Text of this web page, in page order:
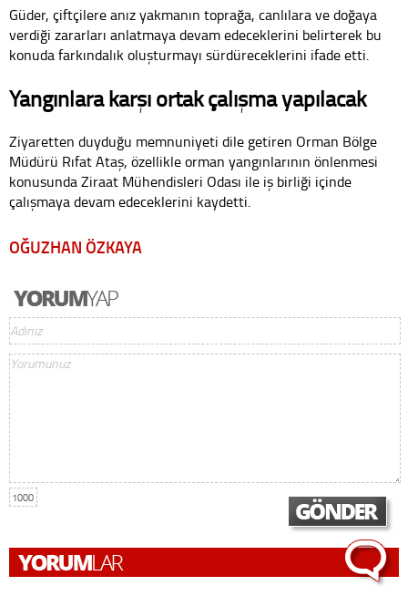
Güder, çiftçilere anız yakmanın toprağa, canlılara ve doğaya
verdiği zararları anlatmaya devam edeceklerini belirterek bu
konuda farkındalık oluşturmayı sürdüreceklerini ifade etti.
Yangınlara karşı ortak çalışma yapılacak
Ziyaretten duyduğu memnuniyeti dile getiren Orman Bölge
Müdürü Rıfat Ataş, özellikle orman yangınlarının önlenmesi
konusunda Ziraat Mühendisleri Odası ile iş birliği içinde
çalışmaya devam edeceklerini kaydetti.
OĞUZHAN ÖZKAYA
1000